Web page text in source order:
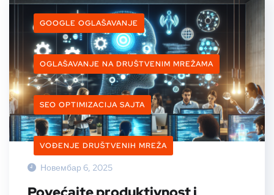
GOOGLE OGLAŠAVANJE
OGLAŠAVANJE NA DRUŠTVENIM MREŽAMA
SEO OPTIMIZACIJA SAJTA
VOĐENJE DRUŠTVENIH MREŽA
Новембар 6, 2025